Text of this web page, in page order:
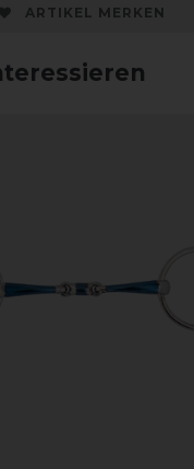
ARTIKEL MERKEN